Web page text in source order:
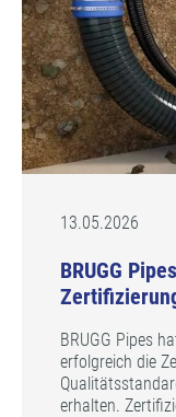
13.05.2026
BRUGG
BRUGG Pipes
erfolgreich die
erhalten.